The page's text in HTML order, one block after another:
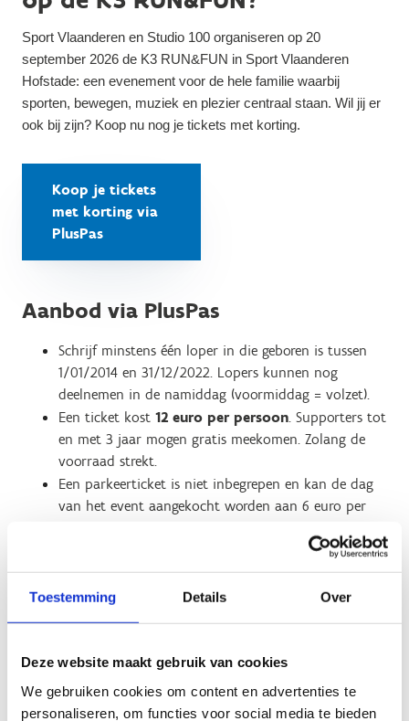
Toestemming Details Over
Deze website maakt gebruik van cookies
We gebruiken cookies om content en advertenties te
personaliseren, om functies voor social media te bieden
Sport Vlaanderen en Studio 100 organiseren op 20
september 2026 de K3 RUN&FUN in Sport Vlaanderen
Hofstade: een evenement voor de hele familie waarbij
sporten, bewegen, muziek en plezier centraal staan. Wil jij er
ook bij zijn? Koop nu nog je tickets met korting.
Koop je tickets
met korting via
PlusPas
Aanbod via PlusPas
Schrijf minstens één loper in die geboren is tussen
1/01/2014 en 31/12/2022. Lopers kunnen nog
deelnemen in de namiddag (voormiddag = volzet).
Een ticket kost 12 euro per persoon. Supporters tot
en met 3 jaar mogen gratis meekomen. Zolang de
voorraad strekt.
Een parkeerticket is niet inbegrepen en kan de dag
van het event aangekocht worden aan 6 euro per
Elke loper krijgt tijdens de K3 RUN&FUN een
borstnummer, T-shirt en stempelkaart voor de K3
FUN die kan ingeruild worden voor een leuke
loper, mogen deelnemen aan de K3 FUN.